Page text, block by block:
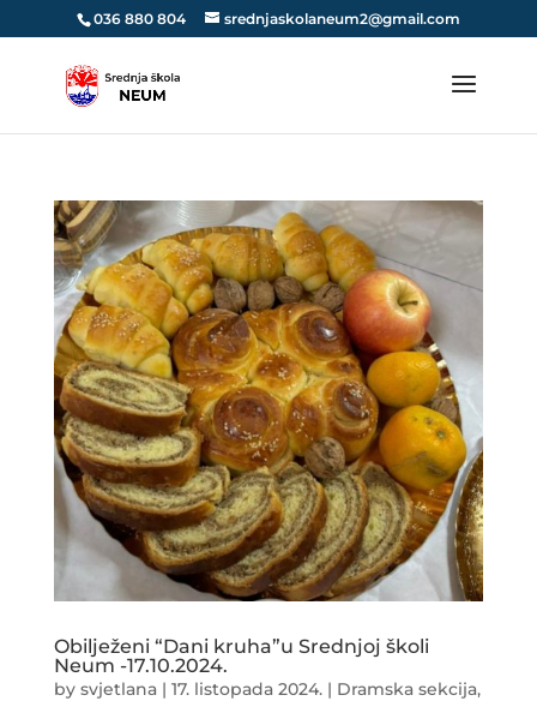
036 880 804 srednjaskolaneum2@gmail.com
Obilježeni “Dani kruha”u Srednjoj školi
Neum -17.10.2024.
by svjetlana| 17. listopada 2024.| Dramska sekcija,